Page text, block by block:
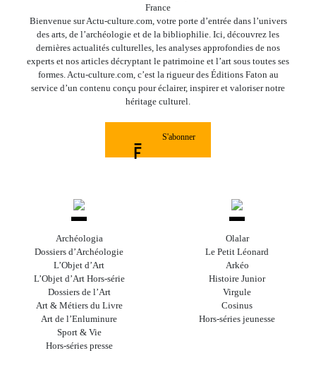
France
Bienvenue sur Actu-culture.com, votre porte d’entrée dans l’univers
des arts, de l’archéologie et de la bibliophilie. Ici, découvrez les
dernières actualités culturelles, les analyses approfondies de nos
experts et nos articles décryptant le patrimoine et l’art sous toutes ses
formes. Actu-culture.com, c’est la rigueur des Éditions Faton au
service d’un contenu conçu pour éclairer, inspirer et valoriser notre
héritage culturel.
S'abonner
Archéologia
Dossiers d’Archéologie
L’Objet d’Art
L’Objet d’Art Hors-série
Dossiers de l’Art
Art & Métiers du Livre
Art de l’Enluminure
Sport & Vie
Hors-séries presse
Olalar
Le Petit Léonard
Arkéo
Histoire Junior
Virgule
Cosinus
Hors-séries jeunesse